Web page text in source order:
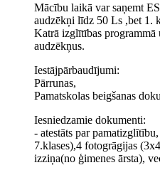
Mācību laikā var saņemt
audzēkņi līdz 50 Ls ,bet 1.
Katrā izglītības programmā
audzēkņus.
Iestājpārbaudījumi:
Pārrunas,
Pamatskolas beigšanas
Iesniedzamie dokumenti:
- atestāts par
7.klases),4 fotogrāgijas
izziņa(no ģimenes ārsta),